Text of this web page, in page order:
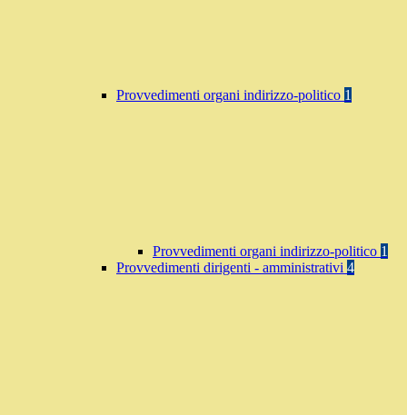
Provvedimenti organi indirizzo-politico 1
Provvedimenti organi indirizzo-politico 1
Provvedimenti dirigenti - amministrativi 4